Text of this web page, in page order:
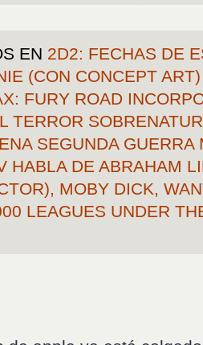
EN 2D2: FECHAS DE
(CON CONCEPT
FURY ROAD
TERROR
SEGUNDA
HABLA DE ABRAHAM
MOBY DICK,
LEAGUES UNDER